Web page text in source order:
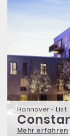
Hannover - List
Mehr erfahren